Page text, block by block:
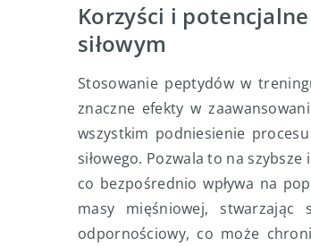
Korzyści i
siłowym
Stosowanie peptydów w
znaczne efekty w
wszystkim podniesienie
siłowego. Pozwala to na
co bezpośrednio wpływa na
masy mięśniowej,
odpornościowy, co może